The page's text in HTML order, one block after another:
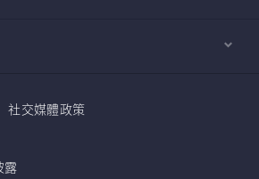
社交媒體政策
露